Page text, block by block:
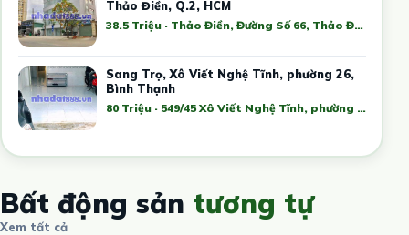
Thảo Điền, Q.2, HCM
38.5 Triệu · Thảo Điền, Đường Số 66, Thảo Điền, District 2, Ho Chi Minh City, Việt Nam
Sang Trọ, Xô Viết Nghệ Tĩnh, phường 26,
Bình Thạnh
80 Triệu · 549/45 Xô Viết Nghệ Tĩnh, phường 26, Bình Thạnh, Hồ Chí Minh, Việt Nam
Bất động sản tương tự
Xem tất cả